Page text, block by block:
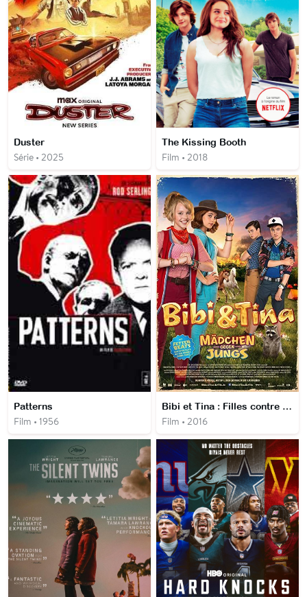
Duster
Série • 2025
The Kissing Booth
Film • 2018
Patterns
Film • 1956
Bibi et Tina : Filles contre garçons
Film • 2016